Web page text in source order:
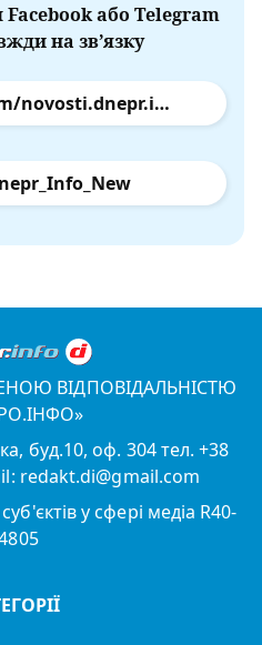
або Telegram
на зв’язку
facebook.com/novosti.dnepr.info
ВІДПОВІДАЛЬНІСТЮ
буд.10, оф. 304 тел. +38
redakt.di@gmail.com
у сфері медіа R40-